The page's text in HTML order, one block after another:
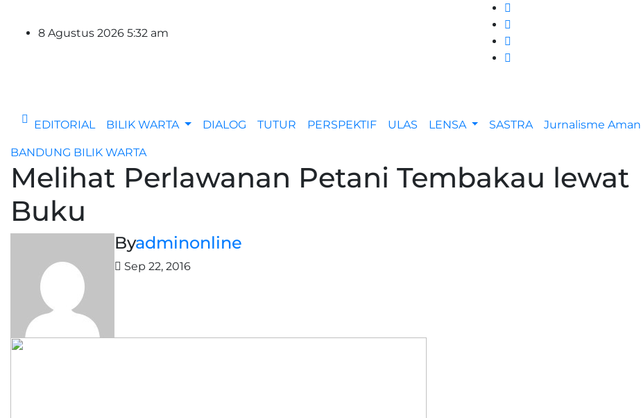
content
8 Agustus 2026 5:32 am
EDITORIAL BILIK WARTA DIALOG TUTUR PERSPEKTIF ULAS LENSA SASTRA Jurnalisme Aman
BANDUNG BILIK WARTA
Melihat Perlawanan Petani Tembakau lewat
Buku
Byadminonline
Sep 22, 2016